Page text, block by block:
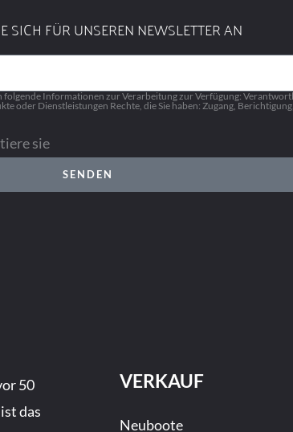
SICH FÜR UNSEREN NEWSLETTER AN
Informationen zur Verarbeitung zur Verfügung:
oder Dienstleistungen Rechte, die Sie haben: Zugang,
sie
SENDEN
50
das
VERKAUF
Neuboote